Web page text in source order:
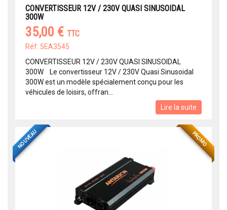
CONVERTISSEUR 12V / 230V QUASI SINUSOIDAL
300W
35,00 € TTC
Réf: 5EA3545
CONVERTISSEUR 12V / 230V QUASI SINUSOIDAL
300W Le convertisseur 12V / 230V Quasi Sinusoidal
300W est un modèle spécialement conçu pour les
véhicules de loisirs, offran...
Lire la suite
PROMO
NOUVEAU